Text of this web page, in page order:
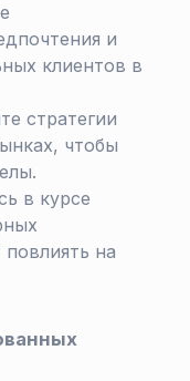
и
клиентов в
стратегии
чтобы
в курсе
на